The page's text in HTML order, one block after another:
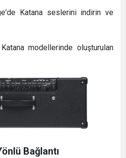
Katana seslerini indirin ve
modellerinde oluşturulan
Bağlantı